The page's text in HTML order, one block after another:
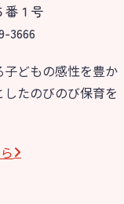
番１号
3666
どもの感性を豊か
たのびのび保育を